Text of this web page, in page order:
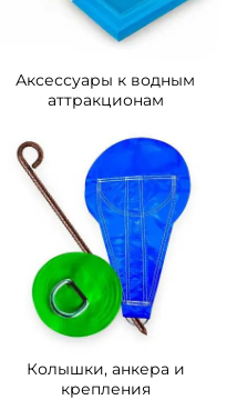
Аксессуары к водным
аттракционам
Колышки, анкера и
крепления